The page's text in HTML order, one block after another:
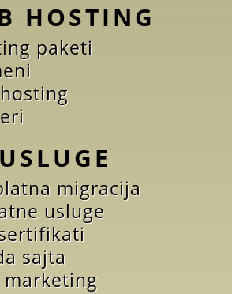
HOSTING
paketi
USLUGE
migracija
usluge
sajta
marketing